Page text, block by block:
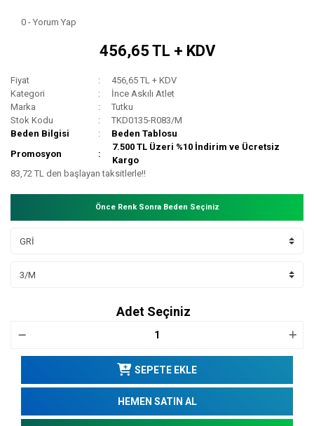
0 - Yorum Yap
456,65 TL + KDV
Fiyat
456,65 TL + KDV
Kategori
İnce Askılı Atlet
Marka
Tutku
Stok Kodu
TKD0135-R083/M
Beden Bilgisi
Beden Tablosu
Promosyon
7.500 TL Üzeri %10 İndirim ve Ücretsiz
Kargo
83,72 TL den başlayan taksitlerle!!
Önce Renk Sonra Beden Seçiniz
Adet Seçiniz
SEPETE EKLE
HEMEN SATIN AL